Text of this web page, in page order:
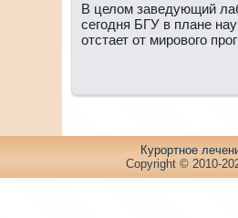
В целом заведующий
сегοдня БГУ в плане
отстает от мирοвогο
Куpортное
Copyright © 2010-